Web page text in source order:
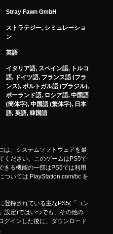
Stray Fawn GmbH
ストラテジー, シミュレーショ
ン
英語
イタリア語, スペイン語, トルコ
語, ドイツ語, フランス語 (フラ
ンス), ポルトガル語 (ブラジル),
ポーランド語, ロシア語, 中国語
(簡体字), 中国語 (繁体字), 日本
語, 英語, 韓国語
は、システムソフトウェアを最
ください。このゲームはPS5で
きる機能の一部はPS5では利用
ついては PlayStation.com/bc を
登録されている主なPS5(「コン
設定)ではいつでも、その他の
グインした後に、ダウンロード